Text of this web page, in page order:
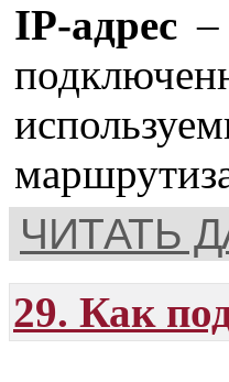
IP-адрес –
ЧИТАТЬ
29. Как